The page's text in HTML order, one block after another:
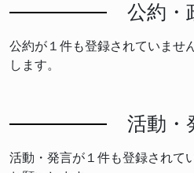
公約・
公約が１件も登録されていません
します。
活動・
活動・発言が１件も登録されて